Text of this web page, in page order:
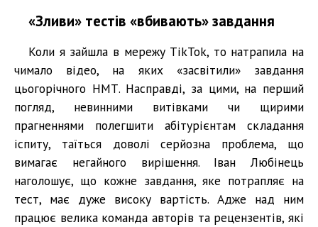
«Зливи» тестів «вбивають» завдання
Коли я зайшла в мережу TikTok, то натрапила на
чимало відео, на яких «засвітили» завдання
цьогорічного НМТ. Насправді, за цими, на перший
погляд, невинними витівками чи щирими
прагненнями полегшити абітурієнтам складання
іспиту, таїться доволі серйозна проблема, що
вимагає негайного вирішення. Іван Любінець
наголошує, що кожне завдання, яке потрапляє на
тест, має дуже високу вартість. Адже над ним
працює велика команда авторів та рецензентів, які